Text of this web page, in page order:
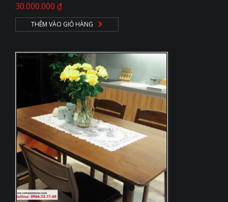
30.000.000 ₫
THÊM VÀO GIỎ HÀNG